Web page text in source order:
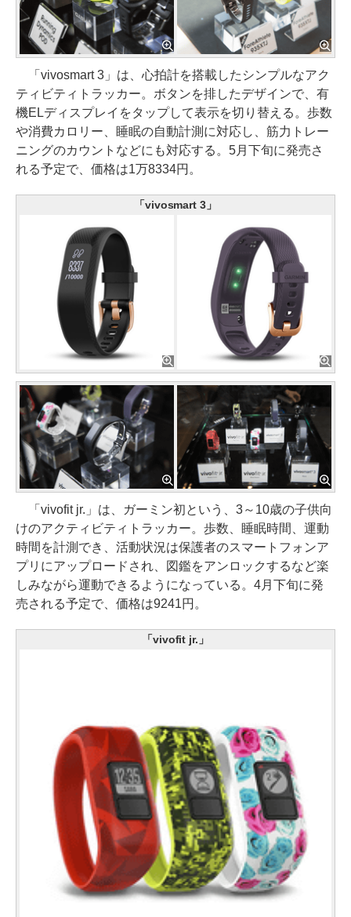
「vivosmart 3」は、心拍計を搭載したシンプルなアク
ティビティトラッカー。ボタンを排したデザインで、有
機ELディスプレイをタップして表示を切り替える。歩数
や消費カロリー、睡眠の自動計測に対応し、筋力トレー
ニングのカウントなどにも対応する。5月下旬に発売さ
れる予定で、価格は1万8334円。
「vivosmart 3」
「vivofit jr.」は、ガーミン初という、3～10歳の子供向
けのアクティビティトラッカー。歩数、睡眠時間、運動
時間を計測でき、活動状況は保護者のスマートフォンア
プリにアップロードされ、図鑑をアンロックするなど楽
しみながら運動できるようになっている。4月下旬に発
売される予定で、価格は9241円。
「vivofit jr.」